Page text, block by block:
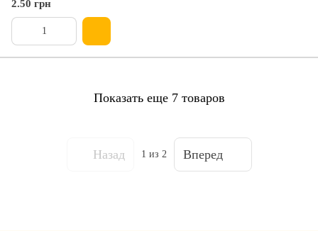
2.50 грн
Показать еще 7 товаров
Назад 1 из 2 Вперед